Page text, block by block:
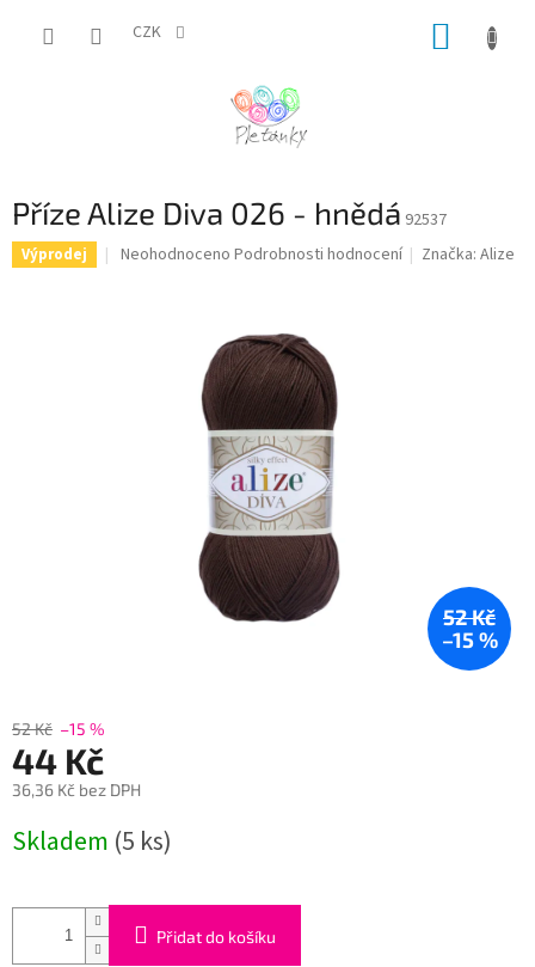
CZK
Příze Alize Diva 026 - hnědá 92537
Výprodej
Průměrné
Neohodnoceno Podrobnosti hodnocení Značka:Alize
52 Kč
–15 %
52 Kč –15 %
44 Kč
36,36 Kč bez DPH
cena:
Skladem (5 ks)
Přidat do košíku